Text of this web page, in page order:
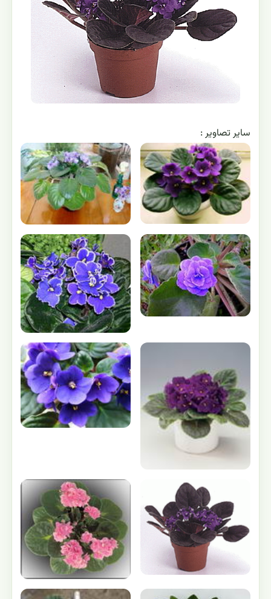
اکولوژی:به مطالعه چگونگی سازش گیاه بنفشه آفریقایی با
محیط و ارتباط آنها با یکدیگر می‌پردازد.ژنتیک:
چگونگی انتقال
صفات وراثتی و عوامل انتقال دهنده و ساختار شیمیایی این
عوامل را در گیاه بنفشه آفریقایی بررسی می‌کند.
ساير تصاوير :